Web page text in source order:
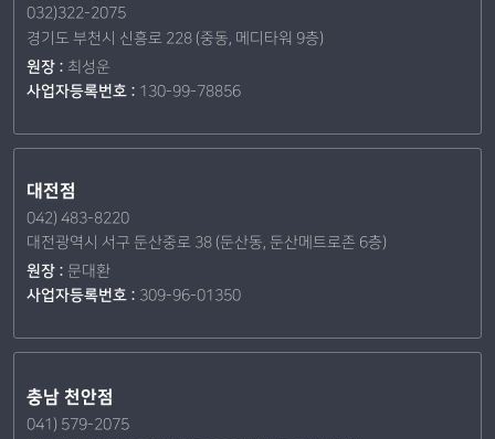
032)322-2075
경기도 부천시 신흥로 228 (중동, 메디타워 9층)
원장 : 최성운
사업자등록번호 : 130-99-78856
대전점
042) 483-8220
대전광역시 서구 둔산중로 38 (둔산동, 둔산메트로존 6층)
원장 : 문대환
사업자등록번호 : 309-96-01350
충남 천안점
041) 579-2075